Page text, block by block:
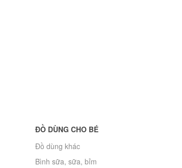
ĐỒ DÙNG CHO BÉ
Đồ dùng khác
Bình sữa, sữa, bỉm